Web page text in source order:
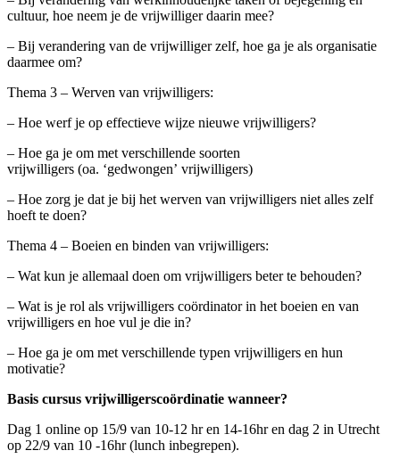
cultuur, hoe neem je de vrijwilliger daarin mee?
– Bij verandering van de vrijwilliger zelf, hoe ga je als organisatie
daarmee om?
Thema 3 – Werven van vrijwilligers:
– Hoe werf je op effectieve wijze nieuwe vrijwilligers?
– Hoe ga je om met verschillende soorten
vrijwilligers (oa. ‘gedwongen’ vrijwilligers)
– Hoe zorg je dat je bij het werven van vrijwilligers niet alles zelf
hoeft te doen?
Thema 4 – Boeien en binden van vrijwilligers:
– Wat kun je allemaal doen om vrijwilligers beter te behouden?
– Wat is je rol als vrijwilligers coördinator in het boeien en van
vrijwilligers en hoe vul je die in?
– Hoe ga je om met verschillende typen vrijwilligers en hun
motivatie?
Basis cursus vrijwilligerscoördinatie wanneer?
Dag 1 online op 15/9 van 10-12 hr en 14-16hr en dag 2 in Utrecht
op 22/9 van 10 -16hr (lunch inbegrepen).